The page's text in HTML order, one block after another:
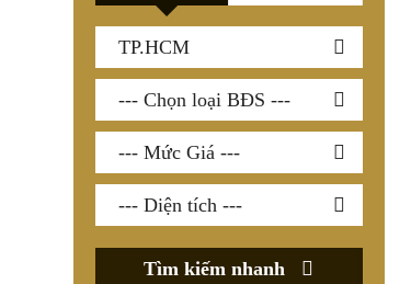
Tìm kiếm nhanh